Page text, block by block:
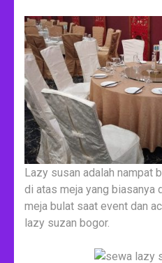
Lazy susan adalah nampat
di atas meja yang biasanya
meja bulat saat event dan
lazy suzan bogor.